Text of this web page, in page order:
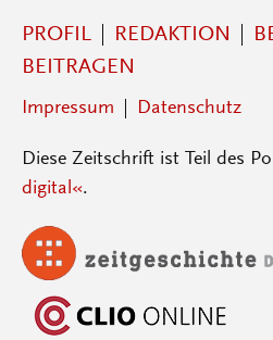
PROFIL REDAKTION
BEITRAGEN
Impressum Datenschutz
Diese Zeitschrift ist Teil des
digital«.